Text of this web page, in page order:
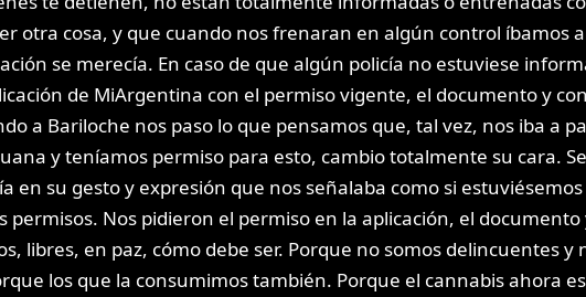
otra cosa, y que cuando nos frenaran en algún control íbamos
se merecía. En caso de que algún policía no estuviese
de MiArgentina con el permiso vigente, el documento y
a Bariloche nos paso lo que pensamos que, tal vez, nos iba a
y teníamos permiso para esto, cambio totalmente su cara.
en su gesto y expresión que nos señalaba como si
Nos pidieron el permiso en la aplicación, el documento
libres, en paz, cómo debe ser. Porque no somos delincuentes
los que la consumimos también. Porque el cannabis ahora